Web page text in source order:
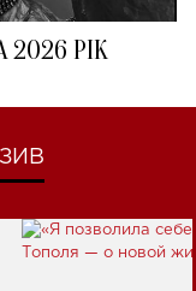
2026 РІК